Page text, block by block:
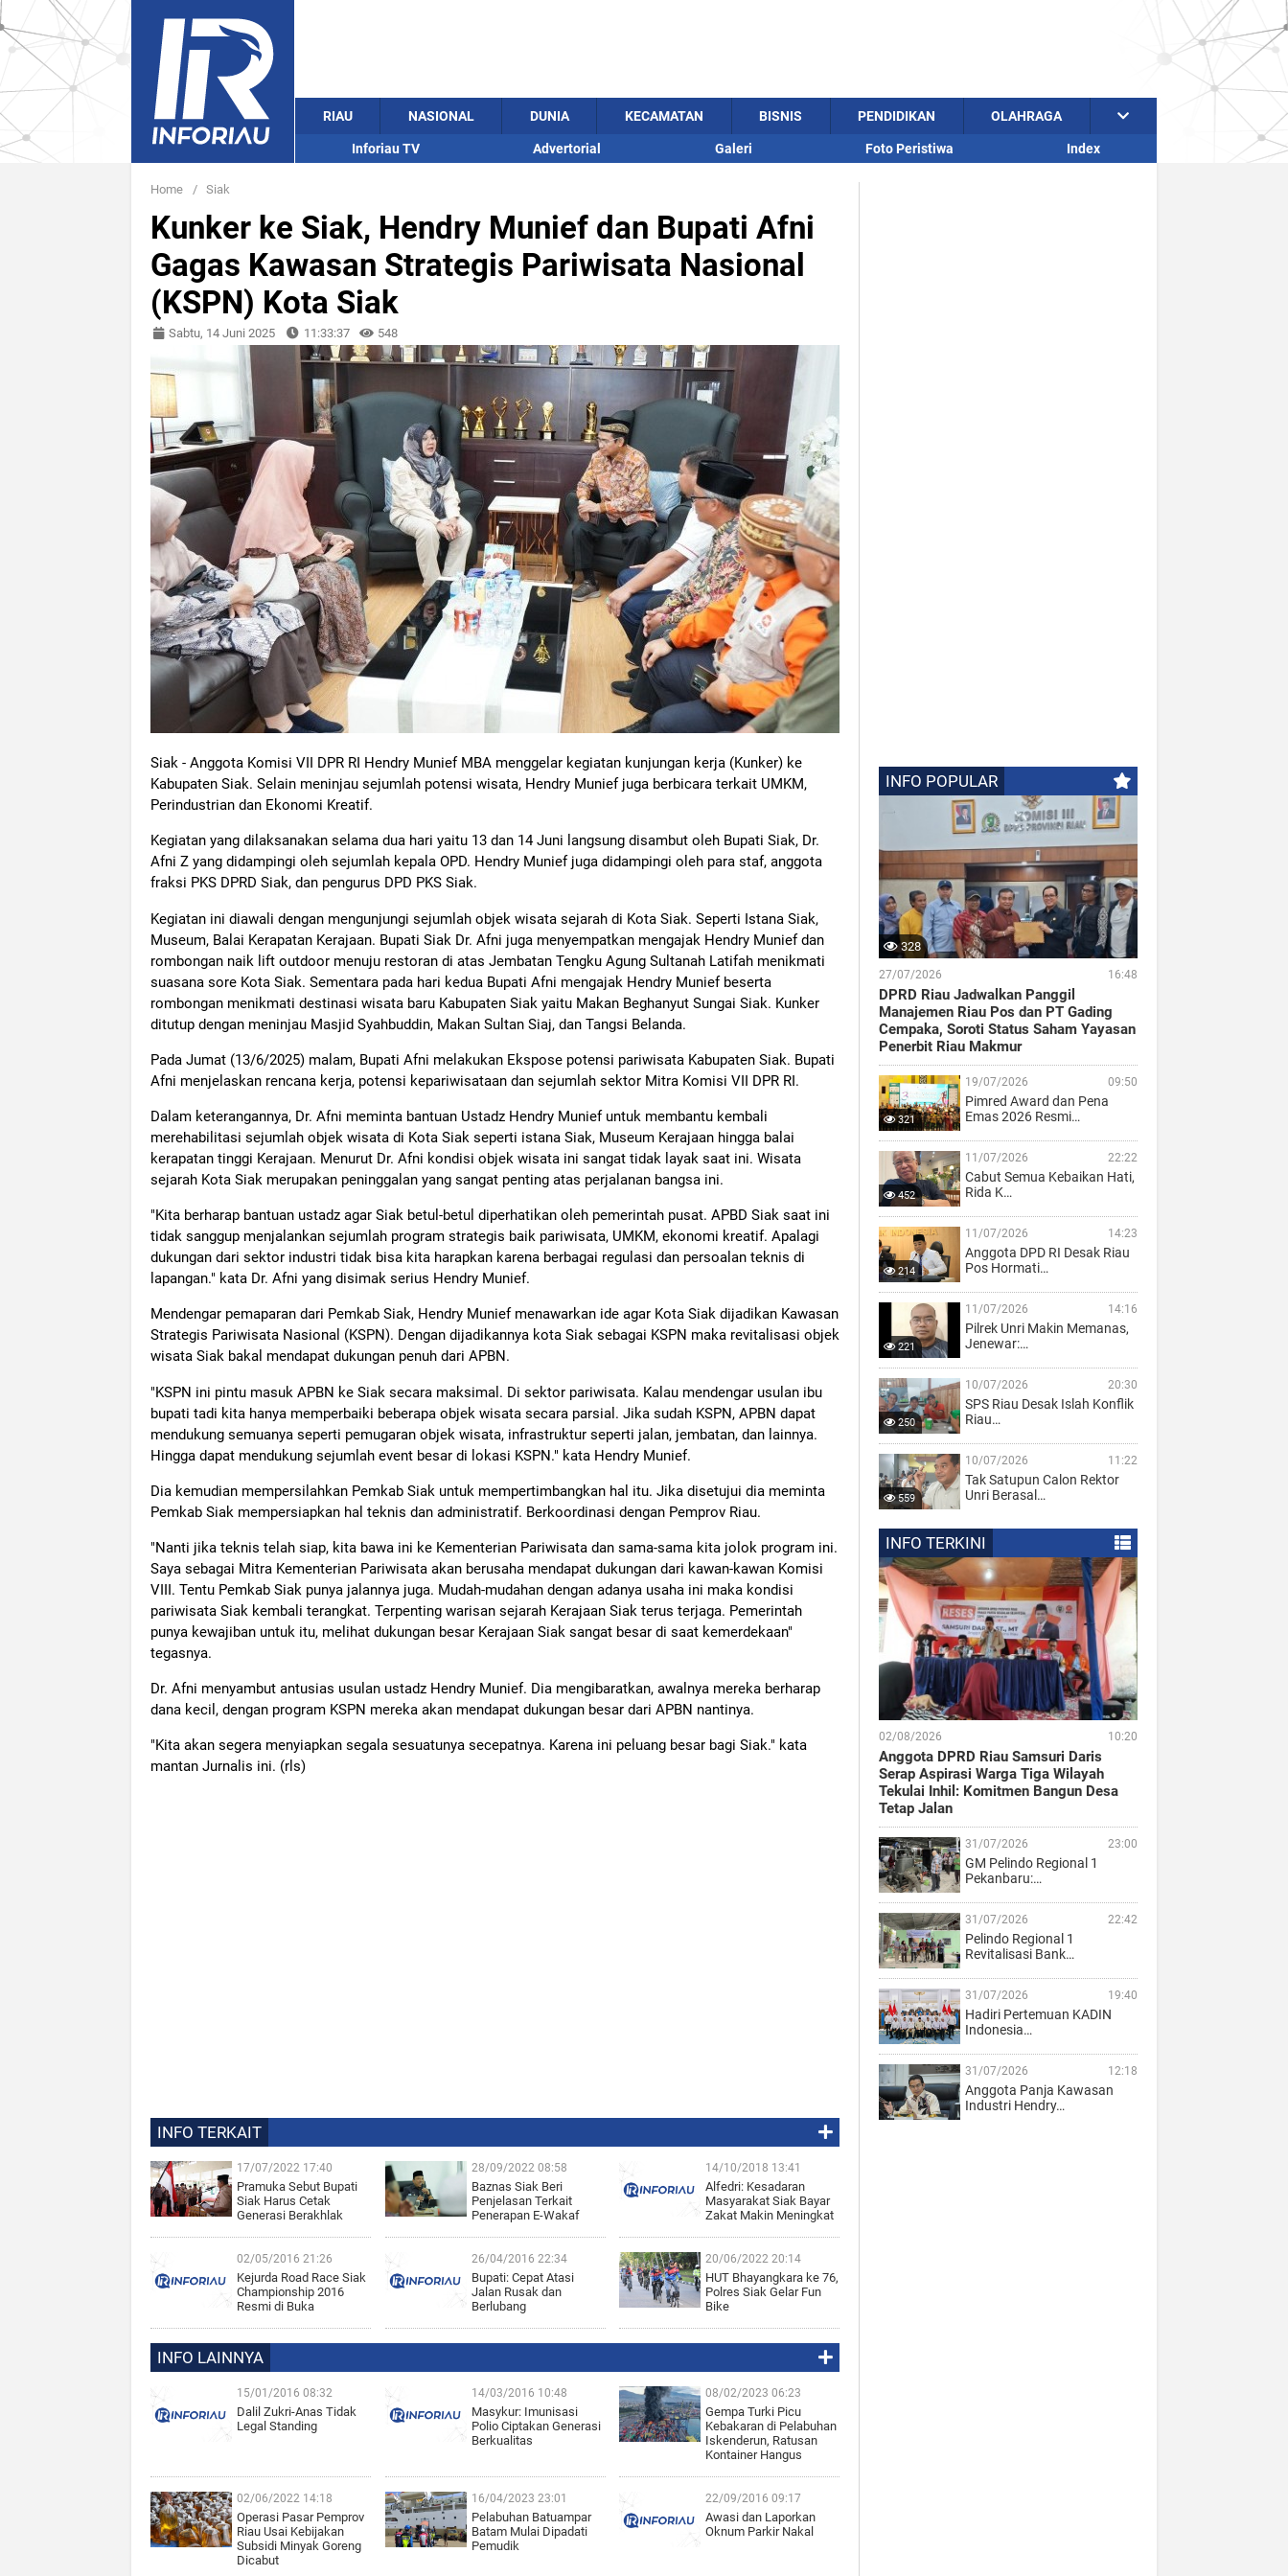
RIAU NASIONAL DUNIA KECAMATAN BISNIS PENDIDIKAN OLAHRAGA
Inforiau TV Advertorial Galeri Foto Peristiwa Index
Home / Siak
Kunker ke Siak, Hendry Munief dan Bupati Afni
Gagas Kawasan Strategis Pariwisata Nasional
(KSPN) Kota Siak
Sabtu, 14 Juni 2025 11:33:37 548
Siak - Anggota Komisi VII DPR RI Hendry Munief MBA menggelar kegiatan kunjungan kerja (Kunker) ke
Kabupaten Siak. Selain meninjau sejumlah potensi wisata, Hendry Munief juga berbicara terkait UMKM,
Perindustrian dan Ekonomi Kreatif.
Kegiatan yang dilaksanakan selama dua hari yaitu 13 dan 14 Juni langsung disambut oleh Bupati Siak, Dr.
Afni Z yang didampingi oleh sejumlah kepala OPD. Hendry Munief juga didampingi oleh para staf, anggota
fraksi PKS DPRD Siak, dan pengurus DPD PKS Siak.
Kegiatan ini diawali dengan mengunjungi sejumlah objek wisata sejarah di Kota Siak. Seperti Istana Siak,
Museum, Balai Kerapatan Kerajaan. Bupati Siak Dr. Afni juga menyempatkan mengajak Hendry Munief dan
rombongan naik lift outdoor menuju restoran di atas Jembatan Tengku Agung Sultanah Latifah menikmati
suasana sore Kota Siak. Sementara pada hari kedua Bupati Afni mengajak Hendry Munief beserta
rombongan menikmati destinasi wisata baru Kabupaten Siak yaitu Makan Beghanyut Sungai Siak. Kunker
ditutup dengan meninjau Masjid Syahbuddin, Makan Sultan Siaj, dan Tangsi Belanda.
Pada Jumat (13/6/2025) malam, Bupati Afni melakukan Ekspose potensi pariwisata Kabupaten Siak. Bupati
Afni menjelaskan rencana kerja, potensi kepariwisataan dan sejumlah sektor Mitra Komisi VII DPR RI.
Dalam keterangannya, Dr. Afni meminta bantuan Ustadz Hendry Munief untuk membantu kembali
merehabilitasi sejumlah objek wisata di Kota Siak seperti istana Siak, Museum Kerajaan hingga balai
kerapatan tinggi Kerajaan. Menurut Dr. Afni kondisi objek wisata ini sangat tidak layak saat ini. Wisata
sejarah Kota Siak merupakan peninggalan yang sangat penting atas perjalanan bangsa ini.
"Kita berharap bantuan ustadz agar Siak betul-betul diperhatikan oleh pemerintah pusat. APBD Siak saat ini
tidak sanggup menjalankan sejumlah program strategis baik pariwisata, UMKM, ekonomi kreatif. Apalagi
dukungan dari sektor industri tidak bisa kita harapkan karena berbagai regulasi dan persoalan teknis di
lapangan." kata Dr. Afni yang disimak serius Hendry Munief.
Mendengar pemaparan dari Pemkab Siak, Hendry Munief menawarkan ide agar Kota Siak dijadikan Kawasan
Strategis Pariwisata Nasional (KSPN). Dengan dijadikannya kota Siak sebagai KSPN maka revitalisasi objek
wisata Siak bakal mendapat dukungan penuh dari APBN.
"KSPN ini pintu masuk APBN ke Siak secara maksimal. Di sektor pariwisata. Kalau mendengar usulan ibu
bupati tadi kita hanya memperbaiki beberapa objek wisata secara parsial. Jika sudah KSPN, APBN dapat
mendukung semuanya seperti pemugaran objek wisata, infrastruktur seperti jalan, jembatan, dan lainnya.
Hingga dapat mendukung sejumlah event besar di lokasi KSPN." kata Hendry Munief.
Dia kemudian mempersilahkan Pemkab Siak untuk mempertimbangkan hal itu. Jika disetujui dia meminta
Pemkab Siak mempersiapkan hal teknis dan administratif. Berkoordinasi dengan Pemprov Riau.
"Nanti jika teknis telah siap, kita bawa ini ke Kementerian Pariwisata dan sama-sama kita jolok program ini.
Saya sebagai Mitra Kementerian Pariwisata akan berusaha mendapat dukungan dari kawan-kawan Komisi
VIII. Tentu Pemkab Siak punya jalannya juga. Mudah-mudahan dengan adanya usaha ini maka kondisi
pariwisata Siak kembali terangkat. Terpenting warisan sejarah Kerajaan Siak terus terjaga. Pemerintah
punya kewajiban untuk itu, melihat dukungan besar Kerajaan Siak sangat besar di saat kemerdekaan"
tegasnya.
Dr. Afni menyambut antusias usulan ustadz Hendry Munief. Dia mengibaratkan, awalnya mereka berharap
dana kecil, dengan program KSPN mereka akan mendapat dukungan besar dari APBN nantinya.
"Kita akan segera menyiapkan segala sesuatunya secepatnya. Karena ini peluang besar bagi Siak." kata
mantan Jurnalis ini. (rls)
INFO TERKAIT
17/07/2022 17:40
Pramuka Sebut Bupati
Siak Harus Cetak
Generasi Berakhlak
28/09/2022 08:58
Baznas Siak Beri
Penjelasan Terkait
Penerapan E-Wakaf
14/10/2018 13:41
Alfedri: Kesadaran
Masyarakat Siak Bayar
Zakat Makin Meningkat
02/05/2016 21:26
Kejurda Road Race Siak
Championship 2016
Resmi di Buka
26/04/2016 22:34
Bupati: Cepat Atasi
Jalan Rusak dan
Berlubang
20/06/2022 20:14
HUT Bhayangkara ke 76,
Polres Siak Gelar Fun
Bike
INFO LAINNYA
15/01/2016 08:32
Dalil Zukri-Anas Tidak
Legal Standing
14/03/2016 10:48
Masykur: Imunisasi
Polio Ciptakan Generasi
Berkualitas
08/02/2023 06:23
Gempa Turki Picu
Kebakaran di Pelabuhan
Iskenderun, Ratusan
Kontainer Hangus
02/06/2022 14:18
Operasi Pasar Pemprov
Riau Usai Kebijakan
Subsidi Minyak Goreng
Dicabut
16/04/2023 23:01
Pelabuhan Batuampar
Batam Mulai Dipadati
Pemudik
22/09/2016 09:17
Awasi dan Laporkan
Oknum Parkir Nakal
INFO POPULAR
328
27/07/2026 16:48
DPRD Riau Jadwalkan Panggil
Manajemen Riau Pos dan PT Gading
Cempaka, Soroti Status Saham Yayasan
Penerbit Riau Makmur
321
19/07/2026 09:50
Pimred Award dan Pena
Emas 2026 Resmi…
452
11/07/2026 22:22
Cabut Semua Kebaikan Hati,
Rida K…
214
11/07/2026 14:23
Anggota DPD RI Desak Riau
Pos Hormati…
221
11/07/2026 14:16
Pilrek Unri Makin Memanas,
Jenewar:…
250
10/07/2026 20:30
SPS Riau Desak Islah Konflik
Riau…
559
10/07/2026 11:22
Tak Satupun Calon Rektor
Unri Berasal…
INFO TERKINI
02/08/2026 10:20
Anggota DPRD Riau Samsuri Daris
Serap Aspirasi Warga Tiga Wilayah
Tekulai Inhil: Komitmen Bangun Desa
Tetap Jalan
31/07/2026 23:00
GM Pelindo Regional 1
Pekanbaru:…
31/07/2026 22:42
Pelindo Regional 1
Revitalisasi Bank…
31/07/2026 19:40
Hadiri Pertemuan KADIN
Indonesia…
31/07/2026 12:18
Anggota Panja Kawasan
Industri Hendry…